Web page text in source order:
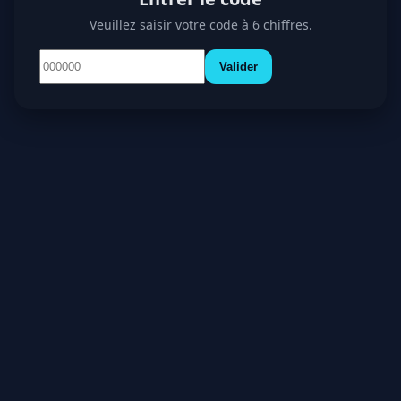
Veuillez saisir votre code à 6 chiffres.
Valider